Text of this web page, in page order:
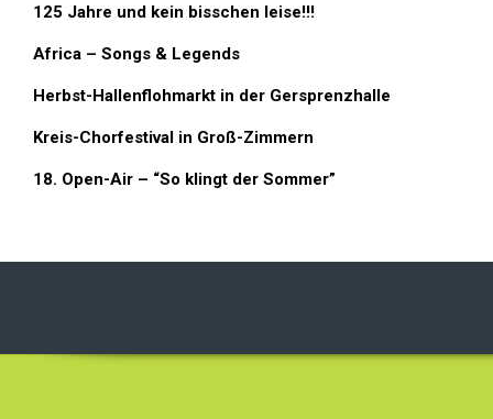
125 Jahre und kein bisschen leise!!!
Africa – Songs & Legends
Herbst-Hallenflohmarkt in der Gersprenzhalle
Kreis-Chorfestival in Groß-Zimmern
18. Open-Air – “So klingt der Sommer”